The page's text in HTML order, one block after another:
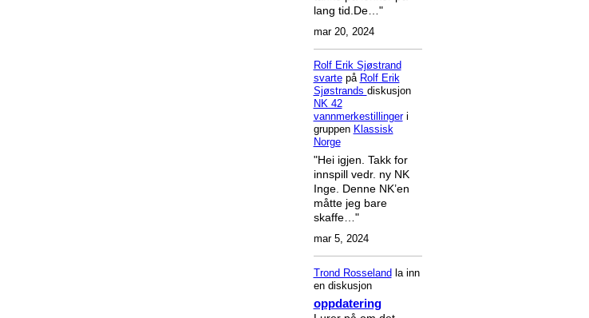
lang tid.De…"
mar 20, 2024
Rolf Erik Sjøstrand
svartepå Rolf Erik
Sjøstrands diskusjon
NK 42
vannmerkestillingeri
gruppen Klassisk
Norge
"Hei igjen. Takk for
innspill vedr. ny NK
Inge. Denne NK’en
måtte jeg bare
skaffe…"
mar 5, 2024
Trond Rosseland la inn
en diskusjon
oppdatering